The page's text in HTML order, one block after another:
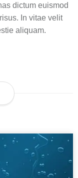
dictum euismod
In vitae velit
aliquam.